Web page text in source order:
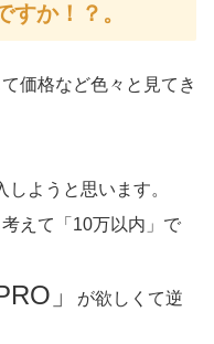
か！？。
価格など色々と見てき
しようと思います。
えて「10万以内」で
」
が欲しくて逆